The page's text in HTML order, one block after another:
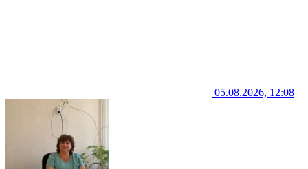
05.08.2026, 12:08